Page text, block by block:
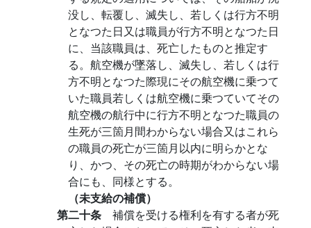
没し、転覆し、滅失し、若しくは行方不明
となつた日又は職員が行方不明となつた日
に、当該職員は、死亡したものと推定す
る。航空機が墜落し、滅失し、若しくは行
方不明となつた際現にその航空機に乗つて
いた職員若しくは航空機に乗つていてその
航空機の航行中に行方不明となつた職員の
生死が三箇月間わからない場合又はこれら
の職員の死亡が三箇月以内に明らかとな
り、かつ、その死亡の時期がわからない場
合にも、同様とする。
（未支給の補償）
第二十条 補償を受ける権利を有する者が死